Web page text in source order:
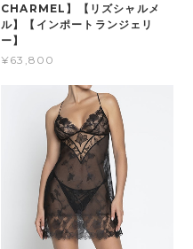
CHARMEL】【リズシャルメ
ル】【インポートランジェリ
ー】
¥63,800